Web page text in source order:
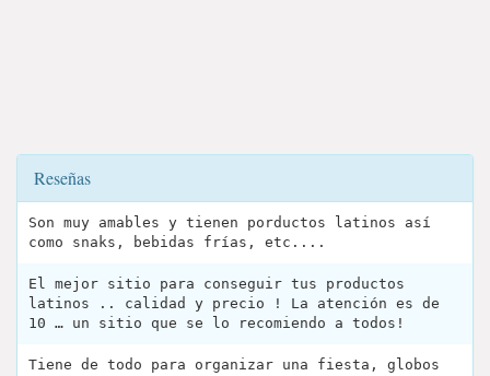
Reseñas
Son muy amables y tienen porductos latinos así
como snaks, bebidas frías, etc....
El mejor sitio para conseguir tus productos
latinos .. calidad y precio ! La atención es de
10 … un sitio que se lo recomiendo a todos!
Tiene de todo para organizar una fiesta, globos